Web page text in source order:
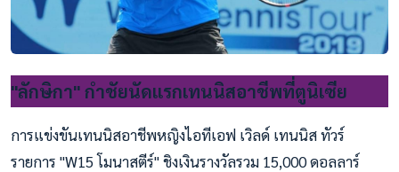
"ลักษิกา" กำชัยนัดแรกเทนนิสอาชีพที่ตูนิเซีย
การแข่งขันเทนนิสอาชีพหญิงไอทีเอฟ เวิลด์ เทนนิส ทัวร์
รายการ "W15 โมนาสตีร์" ชิงเงินรางวัลรวม 15,000 ดอลลาร์